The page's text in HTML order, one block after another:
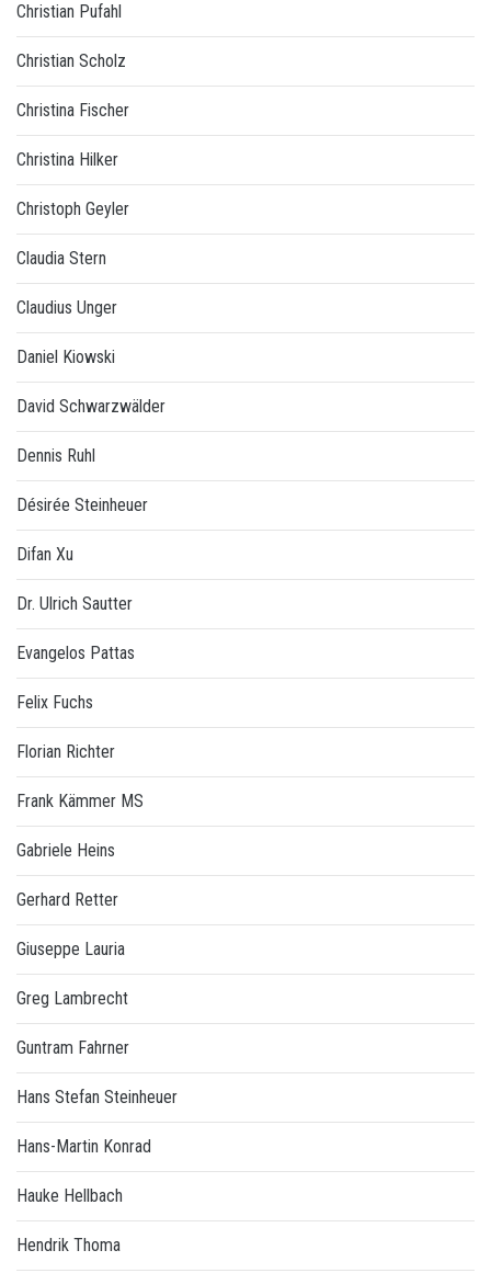
Christian Pufahl
Christian Scholz
Christina Fischer
Christina Hilker
Christoph Geyler
Claudia Stern
Claudius Unger
Daniel Kiowski
David Schwarzwälder
Dennis Ruhl
Désirée Steinheuer
Difan Xu
Dr. Ulrich Sautter
Evangelos Pattas
Felix Fuchs
Florian Richter
Frank Kämmer MS
Gabriele Heins
Gerhard Retter
Giuseppe Lauria
Greg Lambrecht
Guntram Fahrner
Hans Stefan Steinheuer
Hans-Martin Konrad
Hauke Hellbach
Hendrik Thoma